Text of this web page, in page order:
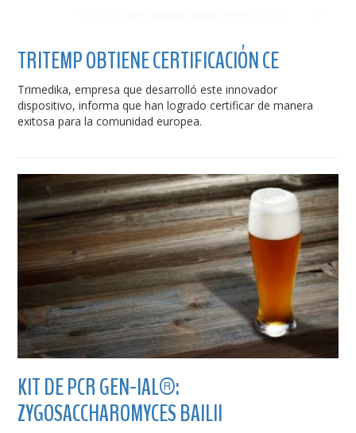
TRITEMP OBTIENE CERTIFICACIÓN CE
Trimedika, empresa que desarrolló este innovador
dispositivo, informa que han logrado certificar de manera
exitosa para la comunidad europea.
KIT DE PCR GEN-IAL®:
ZYGOSACCHAROMYCES BAILII